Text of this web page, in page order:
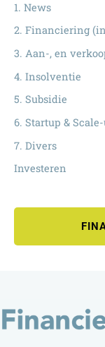
1. News
2. Financiering
3. Aan-, en
4. Insolventie
5. Subsidie
6. Startup &
7. Divers
Investeren